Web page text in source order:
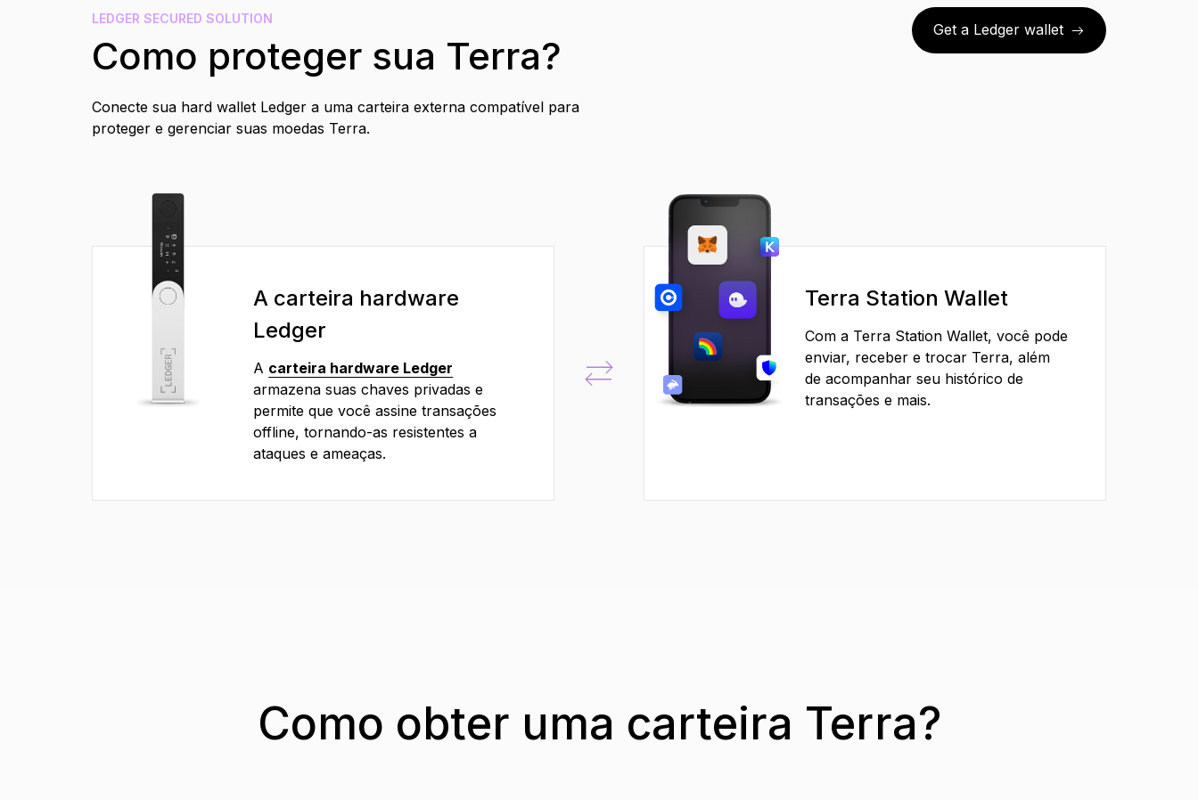
PT
LEDGER SECURED SOLUTION
Como proteger sua Terra?
Conecte sua hard wallet Ledger a uma carteira externa compatível para
proteger e gerenciar suas moedas Terra.
Get a Ledger wallet
A carteira hardware
Ledger
A carteira hardware Ledger
armazena suas chaves privadas e
permite que você assine transações
offline, tornando-as resistentes a
ataques e ameaças.
Terra Station Wallet
Com a Terra Station Wallet, você pode
enviar, receber e trocar Terra, além
de acompanhar seu histórico de
transações e mais.
Como obter uma carteira Terra?